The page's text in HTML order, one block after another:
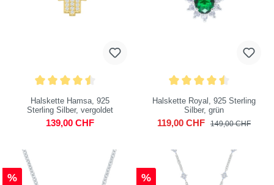
Halskette Hamsa, 925
Sterling Silber, vergoldet
139,00 CHF
Halskette Royal, 925 Sterling
Silber, grün
119,00 CHF 149,00 CHF
% %